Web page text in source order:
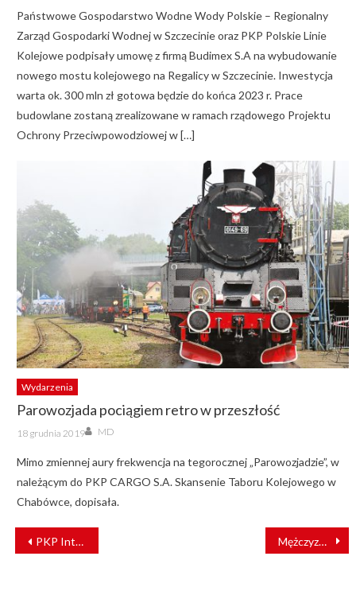
Państwowe Gospodarstwo Wodne Wody Polskie – Regionalny
Zarząd Gospodarki Wodnej w Szczecinie oraz PKP Polskie Linie
Kolejowe podpisały umowę z firmą Budimex S.A na wybudowanie
nowego mostu kolejowego na Regalicy w Szczecinie. Inwestycja
warta ok. 300 mln zł gotowa będzie do końca 2023 r. Prace
budowlane zostaną zrealizowane w ramach rządowego Projektu
Ochrony Przeciwpowodziowej w […]
Wydarzenia
Parowozjada pociągiem retro w przeszłość
Posted
on
18 grudnia 2019 Author
MD
Mimo zmiennej aury frekwencja na tegorocznej „Parowozjadzie”, w
należącym do PKP CARGO S.A. Skansenie Taboru Kolejowego w
Chabówce, dopisała.
NAWIGACJA
WPISU
PKP Intercity zainwestuje 19 mld zł w tabor i dostęp do kolei Mężczyzna z nożem zatrzymany na krakowskim dworcu